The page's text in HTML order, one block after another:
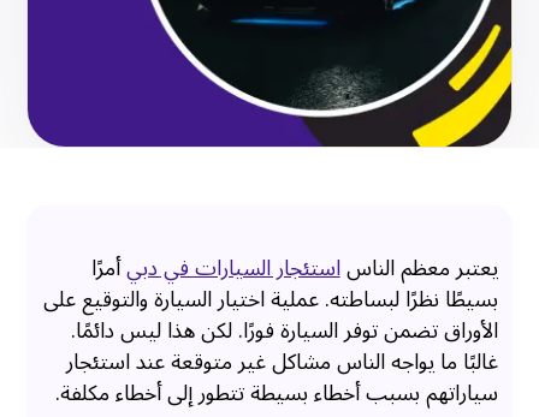
يعتبر معظم الناساستئجار السيارات في دبيأمرًا
بسيطًا نظرًا لبساطته. عملية اختيار السيارة والتوقيع على
الأوراق تضمن توفر السيارة فورًا. لكن هذا ليس دائمًا.
غالبًا ما يواجه الناس مشاكل غير متوقعة عند استئجار
سياراتهم بسبب أخطاء بسيطة تتطور إلى أخطاء مكلفة.